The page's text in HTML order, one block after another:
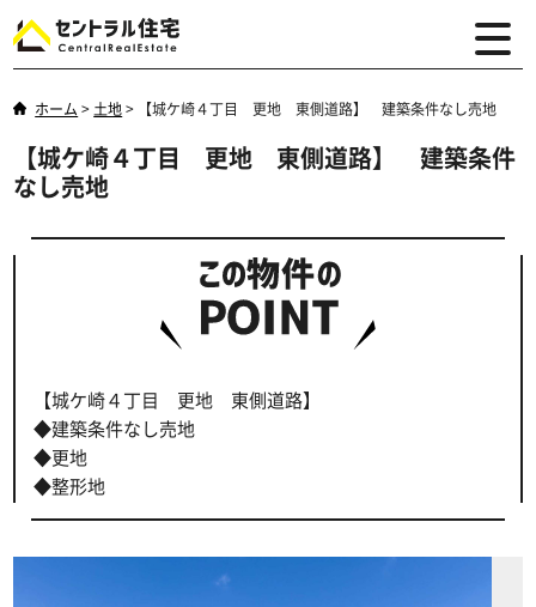
ホーム > 土地> 【城ケ崎４丁目 更地 東側道路】 建築条件なし売地
【城ケ崎４丁目 更地 東側道路】 建築条件
なし売地
【城ケ崎４丁目 更地 東側道路】
◆建築条件なし売地
◆更地
◆整形地